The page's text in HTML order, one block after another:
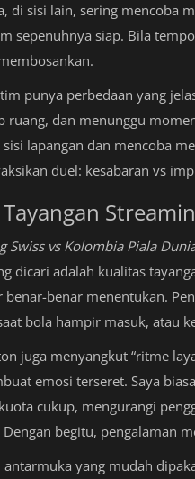
di sisi lain, sering mencoba
sepenuhnya siap. Bila
punya perbedaan yang
ruang, dan menunggu
lapangan dan mencoba
duel: kesabaran vs
Swiss vs Kolombia Piala
dicari adalah kualitas
benar-benar menentukan.
bola hampir masuk, atau
juga menyangkut “ritme
emosi terseret. Saya
cukup, mengurangi
begitu, pengalaman
yang mudah